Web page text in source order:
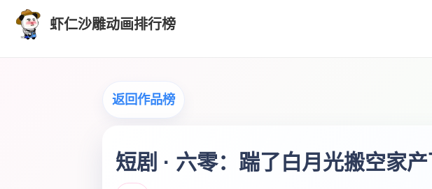
虾仁沙雕动画排行榜
返回作品榜
短剧 · 六零：踹了白月光搬空家